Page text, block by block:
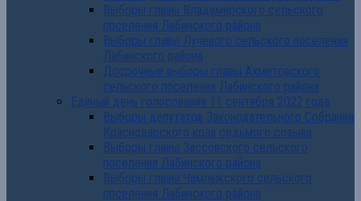
Выборы главы Владимирского сельского
поселения Лабинского района
Выборы главы Лучевого сельского поселения
Лабинского района
Досрочные выборы главы Ахметовского
сельского поселения Лабинского района
Единый день голосования 11 сентября 2022 года
Выборы депутатов Законодательного Собрания
Краснодарского края седьмого созыва
Выборы главы Зассовского сельского
поселения Лабинского района
Выборы главы Чамлыкского сельского
поселения Лабинского района